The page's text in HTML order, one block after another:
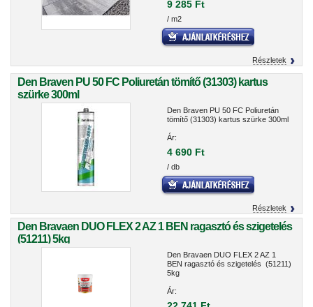
9 285 Ft
/ m2
Részletek
Den Braven PU 50 FC Poliuretán tömítő (31303) kartus
szürke 300ml
Den Braven PU 50 FC Poliuretán
tömítő (31303) kartus szürke 300ml
Ár:
4 690 Ft
/ db
Részletek
Den Bravaen DUO FLEX 2 AZ 1 BEN ragasztó és szigetelés
(51211) 5kg
Den Bravaen DUO FLEX 2 AZ 1
BEN ragasztó és szigetelés (51211)
5kg
Ár: